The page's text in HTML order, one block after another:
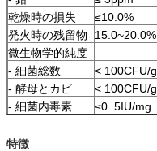
乾燥時の損失
≤10.0%
発火時の残留物
15.0~20.0%
微生物学的純度
- 細菌総数
< 100CFU/g
- 酵母とカビ
< 100CFU/g
- 細菌内毒素
≤0. 5IU/mg
特徴